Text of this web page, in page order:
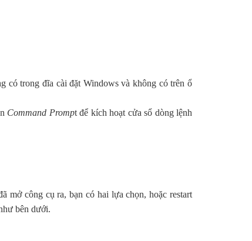
có trong đĩa cài đặt Windows và không có trên ổ
Command Prompt để kích hoạt cửa sổ dòng lệnh
mở công cụ ra, bạn có hai lựa chọn, hoặc restart
bên dưới.